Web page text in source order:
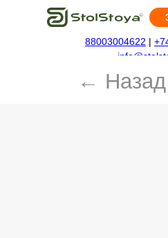
88003004622 |
← Назад